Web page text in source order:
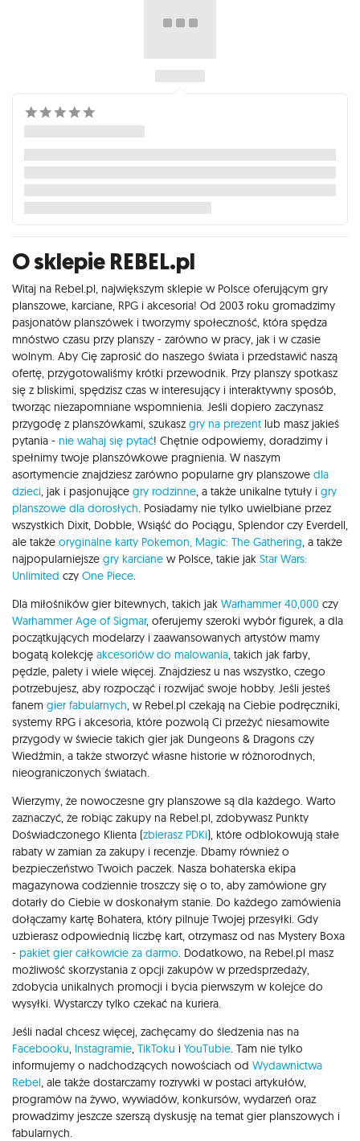
O sklepie REBEL.pl
Witaj na Rebel.pl, największym sklepie w Polsce oferującym gry
planszowe, karciane, RPG i akcesoria! Od 2003 roku gromadzimy
pasjonatów planszówek i tworzymy społeczność, która spędza
mnóstwo czasu przy planszy - zarówno w pracy, jak i w czasie
wolnym. Aby Cię zaprosić do naszego świata i przedstawić naszą
ofertę, przygotowaliśmy krótki przewodnik. Przy planszy spotkasz
się z bliskimi, spędzisz czas w interesujący i interaktywny sposób,
tworząc niezapomniane wspomnienia. Jeśli dopiero zaczynasz
przygodę z planszówkami, szukasz gry na prezent lub masz jakieś
pytania - nie wahaj się pytać! Chętnie odpowiemy, doradzimy i
spełnimy twoje planszówkowe pragnienia. W naszym
asortymencie znajdziesz zarówno popularne gry planszowe dla
dzieci , jak i pasjonujące gry rodzinne , a także unikalne tytuły i gry
planszowe dla dorosłych . Posiadamy nie tylko uwielbiane przez
wszystkich Dixit, Dobble, Wsiąść do Pociągu, Splendor czy Everdell,
ale także oryginalne karty Pokemon, Magic: The Gathering , a także
najpopularniejsze gry karciane w Polsce, takie jak Star Wars:
Unlimited czy One Piece
Dla miłośników gier bitewnych, takich jak Warhammer 40,000 czy
Warhammer Age of Sigmar, oferujemy szeroki wybór figurek, a dla
początkujących modelarzy i zaawansowanych artystów mamy
bogatą kolekcję akcesoriów do malowania , takich jak farby,
pędzle, palety i wiele więcej. Znajdziesz u nas wszystko, czego
potrzebujesz, aby rozpocząć i rozwijać swoje hobby. Jeśli jesteś
fanem gier fabularnych , w Rebel.pl czekają na Ciebie podręczniki,
systemy RPG i akcesoria, które pozwolą Ci przeżyć niesamowite
przygody w świecie takich gier jak Dungeons & Dragons czy
Wiedźmin, a także stworzyć własne historie w różnorodnych,
nieograniczonych światach.
Wierzymy, że nowoczesne gry planszowe są dla każdego. Warto
zaznaczyć, że robiąc zakupy na Rebel.pl, zdobywasz Punkty
Doświadczonego Klienta (zbierasz PDKi), które odblokowują stałe
rabaty w zamian za zakupy i recenzje. Dbamy również o
bezpieczeństwo Twoich paczek. Nasza bohaterska ekipa
magazynowa codziennie troszczy się o to, aby zamówione gry
dotarły do Ciebie w doskonałym stanie. Do każdego zamówienia
dołączamy kartę Bohatera, który pilnuje Twojej przesyłki. Gdy
uzbierasz odpowiednią liczbę kart, otrzymasz od nas Mystery Boxa
- pakiet gier całkowicie za darmo . Dodatkowo, na Rebel.pl masz
możliwość skorzystania z opcji zakupów w przedsprzedaży,
zdobycia unikalnych promocji i bycia pierwszym w kolejce do
wysyłki. Wystarczy tylko czekać na kuriera.
Jeśli nadal chcesz więcej, zachęcamy do śledzenia nas na
Facebooku Instagramie TikToku i YouTubie . Tam nie tylko
informujemy o nadchodzących nowościach od Wydawnictwa
Rebel , ale także dostarczamy rozrywki w postaci artykułów,
programów na żywo, wywiadów, konkursów, wydarzeń oraz
prowadzimy jeszcze szerszą dyskusję na temat gier planszowych i
fabularnych.